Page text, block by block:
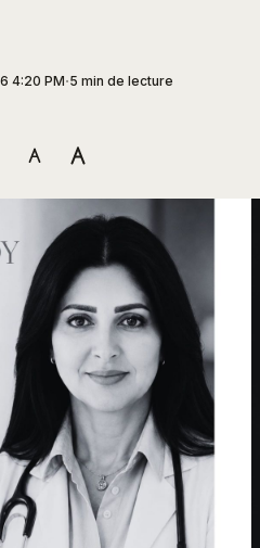
4:20 PM 5 min de lecture